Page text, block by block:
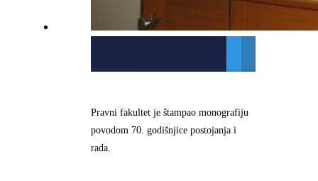
Pravni fakultet je štampao monografiju
povodom 70. godišnjice postojanja i
rada.